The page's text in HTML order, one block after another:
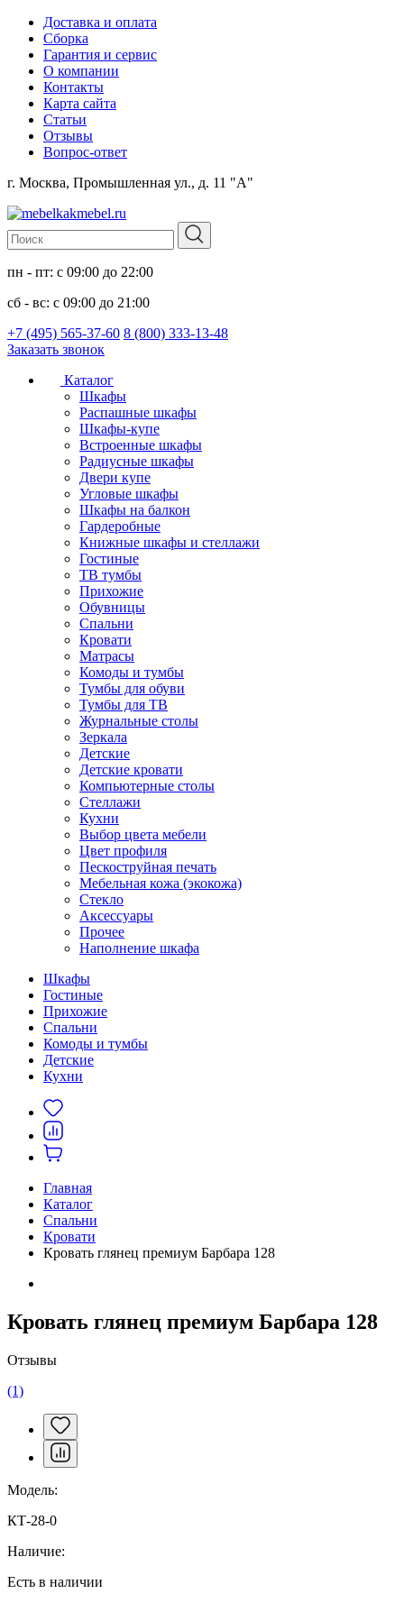
Доставка и оплата
Сборка
Гарантия и сервис
О компании
Контакты
Карта сайта
Статьи
Отзывы
Вопрос-ответ
г. Москва, Промышленная ул., д. 11 "А"
пн - пт: с 09:00 до 22:00
сб - вс: с 09:00 до 21:00
+7 (495) 565-37-60 8 (800) 333-13-48
Заказать звонок
Каталог
Шкафы
Распашные шкафы
Шкафы-купе
Встроенные шкафы
Радиусные шкафы
Двери купе
Угловые шкафы
Шкафы на балкон
Гардеробные
Книжные шкафы и стеллажи
Гостиные
ТВ тумбы
Прихожие
Обувницы
Спальни
Кровати
Матрасы
Комоды и тумбы
Тумбы для обуви
Тумбы для ТВ
Журнальные столы
Зеркала
Детские
Детские кровати
Компьютерные столы
Стеллажи
Кухни
Выбор цвета мебели
Цвет профиля
Пескоструйная печать
Мебельная кожа (экокожа)
Стекло
Аксессуары
Прочее
Наполнение шкафа
Шкафы
Гостиные
Прихожие
Спальни
Комоды и тумбы
Детские
Кухни
Главная
Каталог
Спальни
Кровати
Кровать глянец премиум Барбара 128
Кровать глянец премиум Барбара 128
Отзывы
(1)
Модель:
КТ-28-0
Наличие:
Есть в наличии